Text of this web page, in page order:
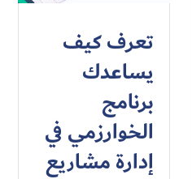
تعرف كيف
يساعدك
برنامج
الخوارزمي في
إدارة مشاريع